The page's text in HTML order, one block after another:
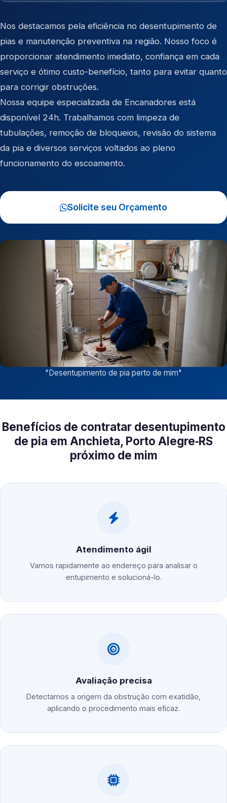
Nos destacamos pela eficiência no desentupimento de
pias e manutenção preventiva na região. Nosso foco é
proporcionar atendimento imediato, confiança em cada
serviço e ótimo custo-benefício, tanto para evitar quanto
para corrigir obstruções.
Nossa equipe especializada de Encanadores está
disponível 24h. Trabalhamos com limpeza de
tubulações, remoção de bloqueios, revisão do sistema
da pia e diversos serviços voltados ao pleno
funcionamento do escoamento.
Solicite seu Orçamento
"Desentupimento de pia perto de mim"
Benefícios de contratar desentupimento
de pia em Anchieta, Porto Alegre‑RS
próximo de mim
Atendimento ágil
Vamos rapidamente ao endereço para analisar o
entupimento e solucioná-lo.
Avaliação precisa
Detectamos a origem da obstrução com exatidão,
aplicando o procedimento mais eficaz.